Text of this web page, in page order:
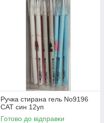
Ручка стирана гель No9196
CAT син 12уп
Готово до відправки